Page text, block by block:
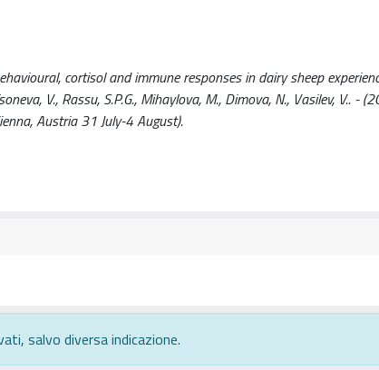
cortisol and immune responses in dairy sheep
V., Rassu, S.P.G., Mihaylova, M., Dimova, N., Vasilev, V.. -
Austria 31 July-4 August).
salvo diversa indicazione.